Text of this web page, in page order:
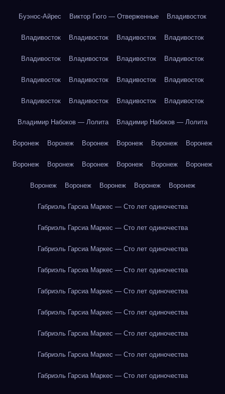
Буэнос-Айрес Виктор Гюго — Отверженные Владивосток
Владивосток Владивосток Владивосток Владивосток
Владивосток Владивосток Владивосток Владивосток
Владивосток Владивосток Владивосток Владивосток
Владивосток Владивосток Владивосток Владивосток
Владимир Набоков — Лолита Владимир Набоков — Лолита
Воронеж Воронеж Воронеж Воронеж Воронеж Воронеж
Воронеж Воронеж Воронеж Воронеж Воронеж Воронеж
Воронеж Воронеж Воронеж Воронеж Воронеж
Габриэль Гарсиа Маркес — Сто лет одиночества
Габриэль Гарсиа Маркес — Сто лет одиночества
Габриэль Гарсиа Маркес — Сто лет одиночества
Габриэль Гарсиа Маркес — Сто лет одиночества
Габриэль Гарсиа Маркес — Сто лет одиночества
Габриэль Гарсиа Маркес — Сто лет одиночества
Габриэль Гарсиа Маркес — Сто лет одиночества
Габриэль Гарсиа Маркес — Сто лет одиночества
Габриэль Гарсиа Маркес — Сто лет одиночества